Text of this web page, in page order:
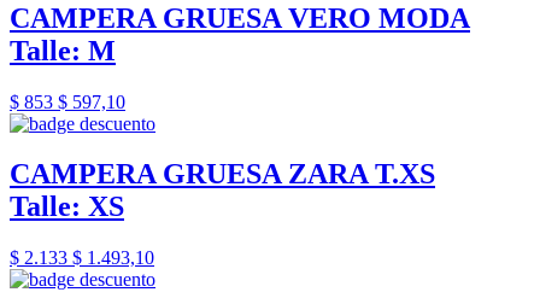
CAMPERA GRUESA VERO MODA
Talle: M
$ 853 $ 597,10
CAMPERA GRUESA ZARA T.XS
Talle: XS
$ 2.133 $ 1.493,10